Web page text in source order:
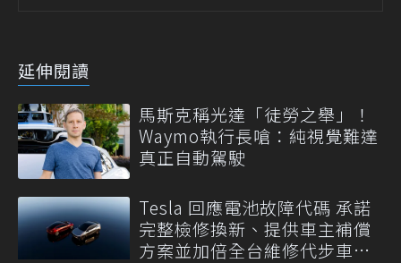
延伸閱讀
馬斯克稱光達「徒勞之舉」！
Waymo執行長嗆：純視覺難達
真正自動駕駛
Tesla 回應電池故障代碼 承諾
完整檢修換新、提供車主補償
方案並加倍全台維修代步車數